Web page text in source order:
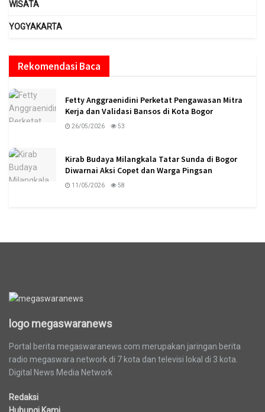
WISATA
YOGYAKARTA
Rekomendasi Baca
Fetty Anggraenidini Perketat Pengawasan Mitra
Kerja dan Validasi Bansos di Kota Bogor
26/05/2026 53
Kirab Budaya Milangkala Tatar Sunda di Bogor
Diwarnai Aksi Copet dan Warga Pingsan
11/05/2026 58
logo megaswaranews
Portal berita megaswaranews.com merupakan jaringan berita
radio megaswara network di 7 kota dan televisi lokal di 3 kota.
Digital News Media Network
Redaksi
Hubungi Kami